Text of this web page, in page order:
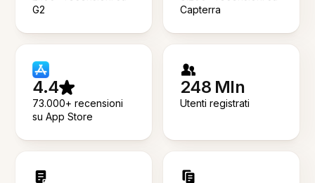
G2
Capterra
4.4
73.000+ recensioni
su App Store
248 Mln
Utenti registrati